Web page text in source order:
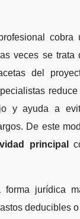
cobra
veces se trata
del
y ayuda a
De este
principal
forma jurídica
deducibles